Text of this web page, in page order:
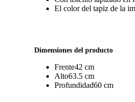
El color del tapiz de la
Dimensiones del producto
Frente42 cm
Alto63.5 cm
Profundidad60 cm